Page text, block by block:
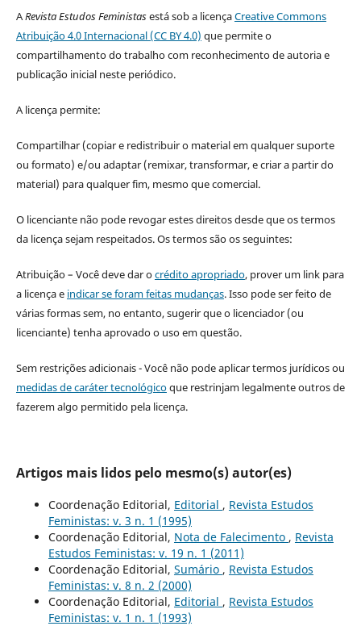
ARevista Estudos Feministasestá sob a licençaCreative Commons
Atribuição 4.0 Internacional (CC BY 4.0) que permite o
compartilhamento do trabalho com reconhecimento de autoria e
publicação inicial neste periódico.
A licença permite:
Compartilhar (copiar e redistribuir o material em qualquer suporte
ou formato) e/ou adaptar (remixar, transformar, e criar a partir do
material) para qualquer fim, mesmo que comercial.
O licenciante não pode revogar estes direitos desde que os termos
da licença sejam respeitados. Os termos são os seguintes:
Atribuição – Você deve dar ocrédito apropriado, prover um link para
a licença e indicar se foram feitas mudanças. Isso pode ser feito de
várias formas sem, no entanto, sugerir que o licenciador (ou
licenciante) tenha aprovado o uso em questão.
Sem restrições adicionais - Você não pode aplicar termos jurídicos ou
medidas de caráter tecnológicoque restrinjam legalmente outros de
fazerem algo permitido pela licença.
Artigos mais lidos pelo mesmo(s) autor(es)
Coordenação Editorial, Editorial , Revista Estudos
Feministas: v. 3 n. 1 (1995)
Coordenação Editorial, Nota de Falecimento , Revista
Estudos Feministas: v. 19 n. 1 (2011)
Coordenação Editorial, Sumário , Revista Estudos
Feministas: v. 8 n. 2 (2000)
Coordenação Editorial, Editorial , Revista Estudos
Feministas: v. 1 n. 1 (1993)